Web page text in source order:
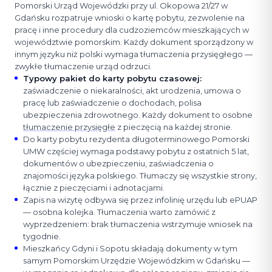
Pomorski Urząd Wojewódzki przy ul. Okopowa 21/27 w
Gdańsku rozpatruje wnioski o kartę pobytu, zezwolenie na
pracę i inne procedury dla cudzoziemców mieszkających w
województwie pomorskim. Każdy dokument sporządzony w
innym języku niż polski wymaga tłumaczenia przysięgłego —
zwykłe tłumaczenie urząd odrzuci.
Typowy pakiet do karty pobytu czasowej:
zaświadczenie o niekaralności, akt urodzenia, umowa o
pracę lub zaświadczenie o dochodach, polisa
ubezpieczenia zdrowotnego. Każdy dokument to osobne
tłumaczenie przysięgłe z pieczęcią na każdej stronie.
Do karty pobytu rezydenta długoterminowego Pomorski
UMW częściej wymaga podstawy pobytu z ostatnich 5 lat,
dokumentów o ubezpieczeniu, zaświadczenia o
znajomości języka polskiego. Tłumaczy się wszystkie strony,
łącznie z pieczęciami i adnotacjami.
Zapis na wizytę odbywa się przez infolinię urzędu lub ePUAP
— osobna kolejka. Tłumaczenia warto zamówić z
wyprzedzeniem: brak tłumaczenia wstrzymuje wniosek na
tygodnie.
Mieszkańcy Gdyni i Sopotu składają dokumenty w tym
samym Pomorskim Urzędzie Wojewódzkim w Gdańsku —